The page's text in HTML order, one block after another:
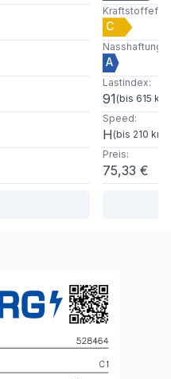
C
Nasshaftung
A
Lastindex:
91(bis 615 kg
Speed:
H (bis 210 km/
Preis:
75,33 €